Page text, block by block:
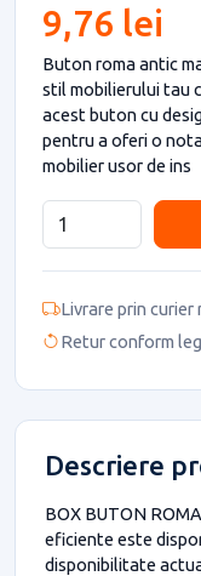
9,76 lei
Buton roma antic
stil mobilierului tau
acest buton cu
pentru a oferi o
mobilier usor de ins
Livrare prin curier
Retur conform
Descriere
BOX BUTON
eficiente este
disponibilitate